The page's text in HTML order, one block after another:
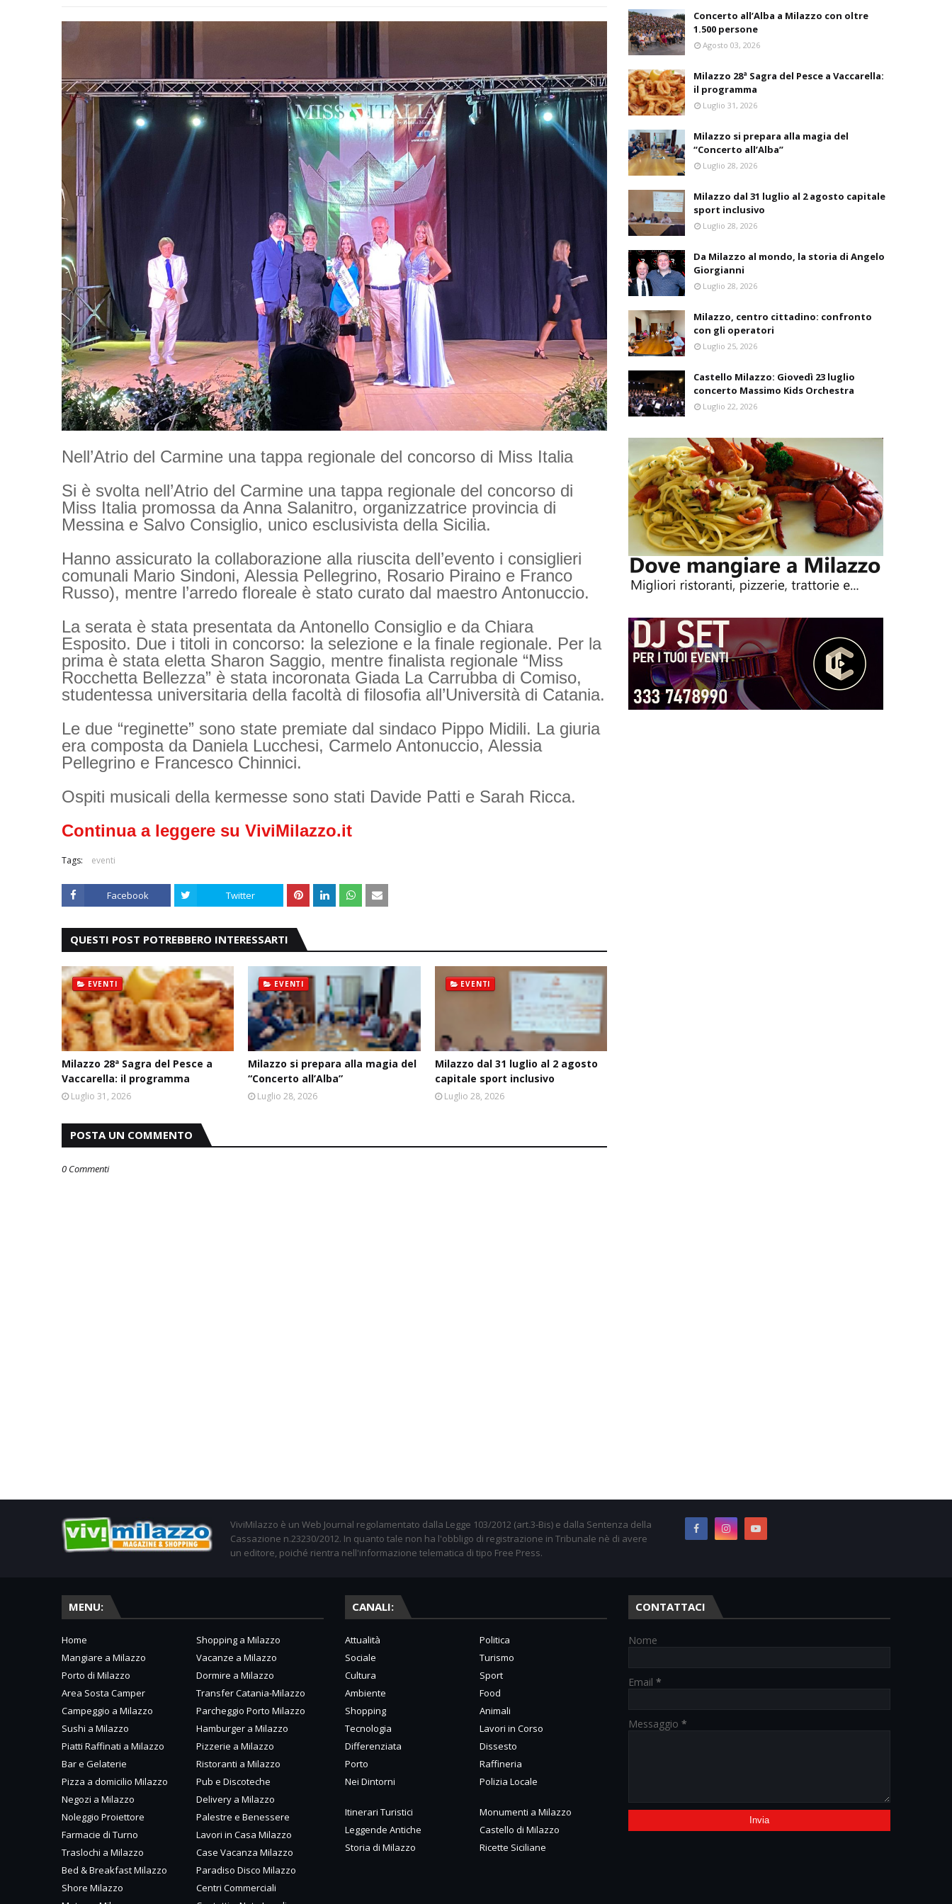
Nell’Atrio del Carmine una tappa regionale del concorso di Miss Italia
Si è svolta nell’Atrio del Carmine una tappa regionale del concorso di
Miss Italia promossa da Anna Salanitro, organizzatrice provincia di
Messina e Salvo Consiglio, unico esclusivista della Sicilia.
Hanno assicurato la collaborazione alla riuscita dell’evento i consiglieri
comunali Mario Sindoni, Alessia Pellegrino, Rosario Piraino e Franco
Russo), mentre l’arredo floreale è stato curato dal maestro Antonuccio.
La serata è stata presentata da Antonello Consiglio e da Chiara
Esposito. Due i titoli in concorso: la selezione e la finale regionale. Per la
prima è stata eletta Sharon Saggio, mentre finalista regionale “Miss
Rocchetta Bellezza” è stata incoronata Giada La Carrubba di Comiso,
studentessa universitaria della facoltà di filosofia all’Università di Catania.
Le due “reginette” sono state premiate dal sindaco Pippo Midili. La giuria
era composta da Daniela Lucchesi, Carmelo Antonuccio, Alessia
Pellegrino e Francesco Chinnici.
Ospiti musicali della kermesse sono stati Davide Patti e Sarah Ricca.
Continua a leggere su ViviMilazzo.it
Tags: eventi
Facebook Twitter
QUESTI POST POTREBBERO INTERESSARTI
EVENTI
Milazzo 28ª Sagra del Pesce a
Vaccarella: il programma
Luglio 31, 2026
EVENTI
Milazzo si prepara alla magia del
“Concerto all’Alba”
Luglio 28, 2026
EVENTI
Milazzo dal 31 luglio al 2 agosto
capitale sport inclusivo
Luglio 28, 2026
POSTA UN COMMENTO
0 Commenti
Concerto all’Alba a Milazzo con oltre
1.500 persone
Agosto 03, 2026
Milazzo 28ª Sagra del Pesce a Vaccarella:
il programma
Luglio 31, 2026
Milazzo si prepara alla magia del
“Concerto all’Alba”
Luglio 28, 2026
Milazzo dal 31 luglio al 2 agosto capitale
sport inclusivo
Luglio 28, 2026
Da Milazzo al mondo, la storia di Angelo
Giorgianni
Luglio 28, 2026
Milazzo, centro cittadino: confronto
con gli operatori
Luglio 25, 2026
Castello Milazzo: Giovedì 23 luglio
concerto Massimo Kids Orchestra
Luglio 22, 2026
ViviMilazzo è un Web Journal regolamentato dalla Legge 103/2012 (art.3-Bis) e dalla Sentenza della
Cassazione n.23230/2012. In quanto tale non ha l'obbligo di registrazione in Tribunale nè di avere
un editore, poiché rientra nell'informazione telematica di tipo Free Press.
MENU:
Home
Shopping a Milazzo
Mangiare a Milazzo
Vacanze a Milazzo
Porto di Milazzo
Dormire a Milazzo
Area Sosta Camper
Transfer Catania-Milazzo
Campeggio a Milazzo
Parcheggio Porto Milazzo
Sushi a Milazzo
Hamburger a Milazzo
Piatti Raffinati a Milazzo
Pizzerie a Milazzo
Bar e Gelaterie
Ristoranti a Milazzo
Pizza a domicilio Milazzo
Pub e Discoteche
Negozi a Milazzo
Delivery a Milazzo
Noleggio Proiettore
Palestre e Benessere
Farmacie di Turno
Lavori in Casa Milazzo
Traslochi a Milazzo
Case Vacanza Milazzo
Bed & Breakfast Milazzo
Paradiso Disco Milazzo
Shore Milazzo
Centri Commerciali
CANALI:
Attualità
Politica
Sociale
Turismo
Cultura
Sport
Ambiente
Food
Shopping
Animali
Tecnologia
Lavori in Corso
Differenziata
Dissesto
Porto
Raffineria
Nei Dintorni
Polizia Locale
Itinerari Turistici
Monumenti a Milazzo
Leggende Antiche
Castello di Milazzo
Storia di Milazzo
Ricette Siciliane
CONTATTACI
Nome
Email *
Messaggio *